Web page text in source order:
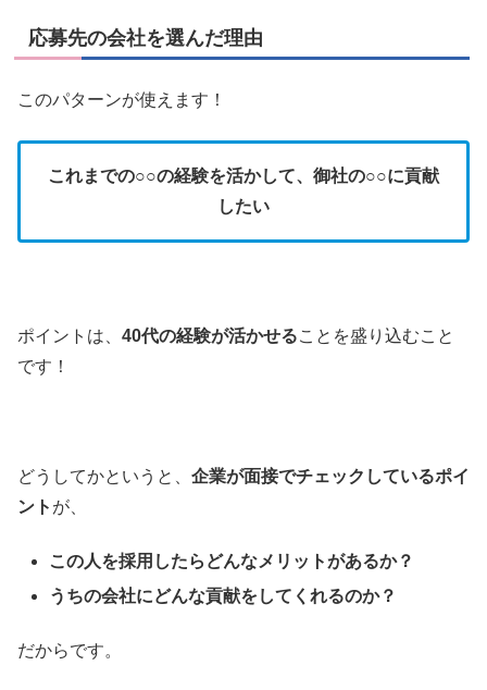
応募先の会社を選んだ理由
このパターンが使えます！
これまでの○○の経験を活かして、御社の○○に貢献
したい
ポイントは、 40代の経験が活かせることを盛り込むこと
です！
どうしてかというと、 企業が面接でチェックしているポイ
ント が、
この人を採用したらどんなメリットがあるか？
うちの会社にどんな貢献をしてくれるのか？
だからです。